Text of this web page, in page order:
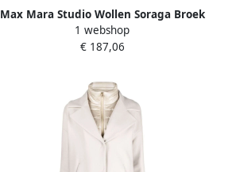
Max Mara Studio Wollen Soraga Broek
voor Vrouwen Brown Dames
1 webshop
€ 187,06